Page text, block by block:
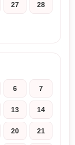
27 28
6 7
13 14
20 21